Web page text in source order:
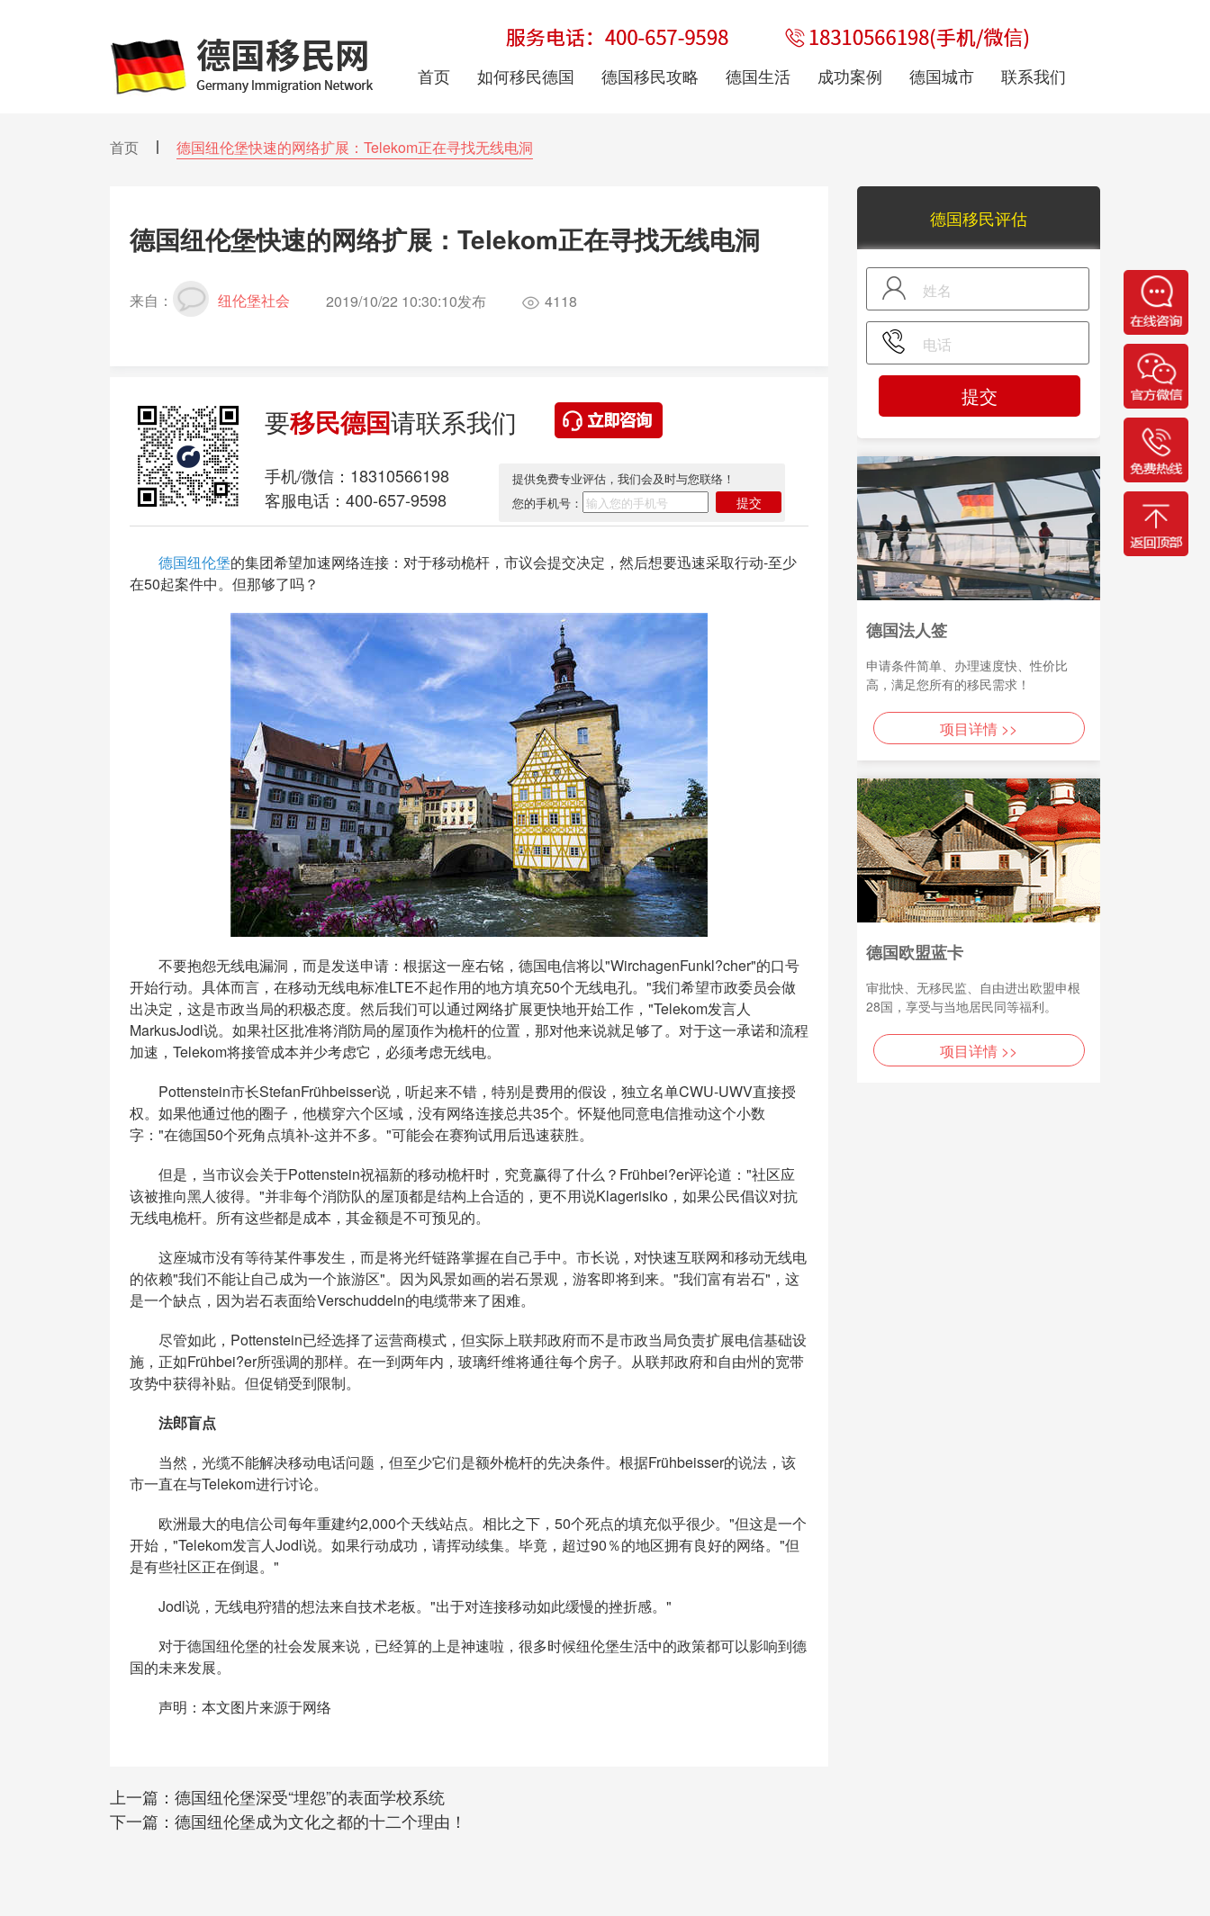
首页 如何移民德国 德国移民攻略 德国生活 成功案例 德国城市 联系我们
首页 德国纽伦堡快速的网络扩展：Telekom正在寻找无线电洞
德国纽伦堡快速的网络扩展：Telekom正在寻找无线电洞
来自： 纽伦堡社会 2019/10/22 10:30:10发布 4118
要移民德国请联系我们
手机/微信： 18310566198
客服电话：400-657-9598
提供免费专业评估，我们会及时与您联络！
您的手机号：
提交
德国纽伦堡的集团希望加速网络连接：对于移动桅杆，市议会提交决定，然后想要迅速采取行动-至少
在50起案件中。但那够了吗？
不要抱怨无线电漏洞，而是发送申请：根据这一座右铭，德国电信将以"WirchagenFunkl?cher"的口号
开始行动。具体而言，在移动无线电标准LTE不起作用的地方填充50个无线电孔。"我们希望市政委员会做
出决定，这是市政当局的积极态度。然后我们可以通过网络扩展更快地开始工作，"Telekom发言人
MarkusJodl说。如果社区批准将消防局的屋顶作为桅杆的位置，那对他来说就足够了。对于这一承诺和流程
加速，Telekom将接管成本并少考虑它，必须考虑无线电。
Pottenstein市长StefanFrühbeisser说，听起来不错，特别是费用的假设，独立名单CWU-UWV直接授
权。如果他通过他的圈子，他横穿六个区域，没有网络连接总共35个。怀疑他同意电信推动这个小数
字："在德国50个死角点填补-这并不多。"可能会在赛狗试用后迅速获胜。
但是，当市议会关于Pottenstein祝福新的移动桅杆时，究竟赢得了什么？Frühbei?er评论道："社区应
该被推向黑人彼得。"并非每个消防队的屋顶都是结构上合适的，更不用说Klagerisiko，如果公民倡议对抗
无线电桅杆。所有这些都是成本，其金额是不可预见的。
这座城市没有等待某件事发生，而是将光纤链路掌握在自己手中。市长说，对快速互联网和移动无线电
的依赖"我们不能让自己成为一个旅游区"。因为风景如画的岩石景观，游客即将到来。"我们富有岩石"，这
是一个缺点，因为岩石表面给Verschuddeln的电缆带来了困难。
尽管如此，Pottenstein已经选择了运营商模式，但实际上联邦政府而不是市政当局负责扩展电信基础设
施，正如Frühbei?er所强调的那样。在一到两年内，玻璃纤维将通往每个房子。从联邦政府和自由州的宽带
攻势中获得补贴。但促销受到限制。
法郎盲点
当然，光缆不能解决移动电话问题，但至少它们是额外桅杆的先决条件。根据Frühbeisser的说法，该
市一直在与Telekom进行讨论。
欧洲最大的电信公司每年重建约2,000个天线站点。相比之下，50个死点的填充似乎很少。"但这是一个
开始，"Telekom发言人Jodl说。如果行动成功，请挥动续集。毕竟，超过90％的地区拥有良好的网络。"但
是有些社区正在倒退。"
Jodl说，无线电狩猎的想法来自技术老板。"出于对连接移动如此缓慢的挫折感。"
对于德国纽伦堡的社会发展来说，已经算的上是神速啦，很多时候纽伦堡生活中的政策都可以影响到德
国的未来发展。
声明：本文图片来源于网络
上一篇： 德国纽伦堡深受“埋怨”的表面学校系统
下一篇： 德国纽伦堡成为文化之都的十二个理由！
德国移民评估
提交
德国法人签
申请条件简单、办理速度快、性价比
高，满足您所有的移民需求！
项目详情 >>
德国欧盟蓝卡
审批快、无移民监、自由进出欧盟申根
28国，享受与当地居民同等福利。
项目详情 >>